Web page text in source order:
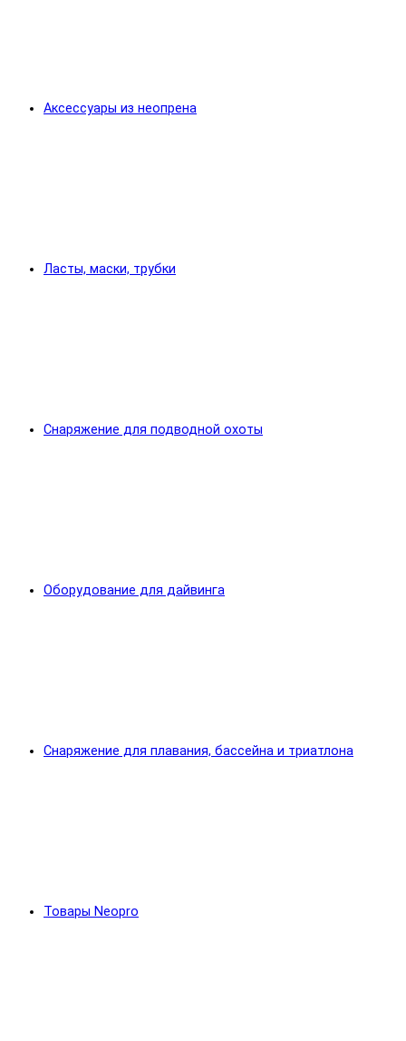
Аксессуары из неопрена
Ласты, маски, трубки
Снаряжение для подводной охоты
Оборудование для дайвинга
Снаряжение для плавания, бассейна и триатлона
Товары Neopro